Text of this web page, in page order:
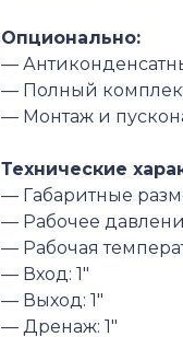
Опционально:
—
— Полный
— Монтаж и
Технические
— Габаритные
— Рабочее
— Рабочая
— Вход: 1″
— Выход: 1″
— Дренаж: 1″